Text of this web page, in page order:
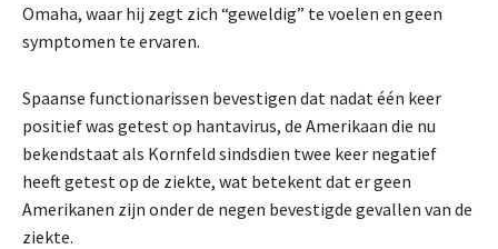
Omaha, waar hij zegt zich “geweldig” te voelen en geen
symptomen te ervaren.
Spaanse functionarissen bevestigen dat nadat één keer
positief was getest op hantavirus, de Amerikaan die nu
bekendstaat als Kornfeld sindsdien twee keer negatief
heeft getest op de ziekte, wat betekent dat er geen
Amerikanen zijn onder de negen bevestigde gevallen van de
ziekte.